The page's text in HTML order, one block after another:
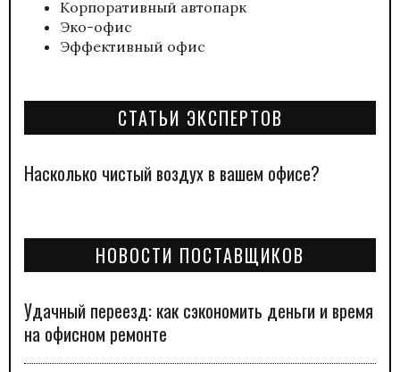
Корпоративный автопарк
Эко-офис
Эффективный офис
СТАТЬИ ЭКСПЕРТОВ
Насколько чистый воздух в вашем офисе?
НОВОСТИ ПОСТАВЩИКОВ
Удачный переезд: как сэкономить деньги и время
на офисном ремонте